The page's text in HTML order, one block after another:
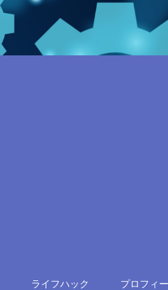
ライフハック プロフィ